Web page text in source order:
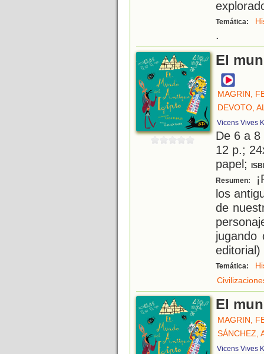
Temática:
.
El
MAGRIN,
DEVOTO,
Vicens Vives
De 6 a
12 p.;
papel;
Resumen:
los
de
jugando
editorial)
Temática:
El
MAGRIN,
SÁNCHEZ,
Vicens Vives